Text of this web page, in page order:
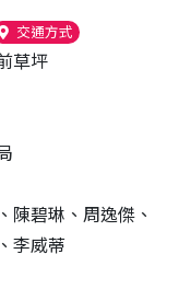
交通方式（另開新視窗）
草坪
陳碧琳、周逸傑、
李威蒂